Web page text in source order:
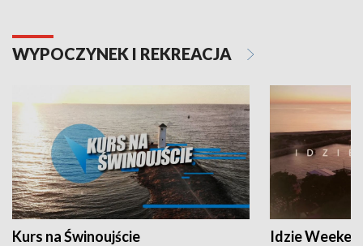
WYPOCZYNEK I REKREACJA
Kurs na Świnoujście Idzie